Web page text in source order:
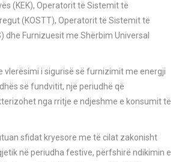
(KEK), Operatorit të Sistemit të
(KOSTT), Operatorit të Sistemit të
dhe Furnizuesit me Shërbim Universal
vlerësimi i sigurisë së furnizimit me energji
së fundvitit, një periudhë që
nga rritje e ndjeshme e konsumit të
sfidat kryesore me të cilat zakonisht
në periudha festive, përfshirë ndikimin e